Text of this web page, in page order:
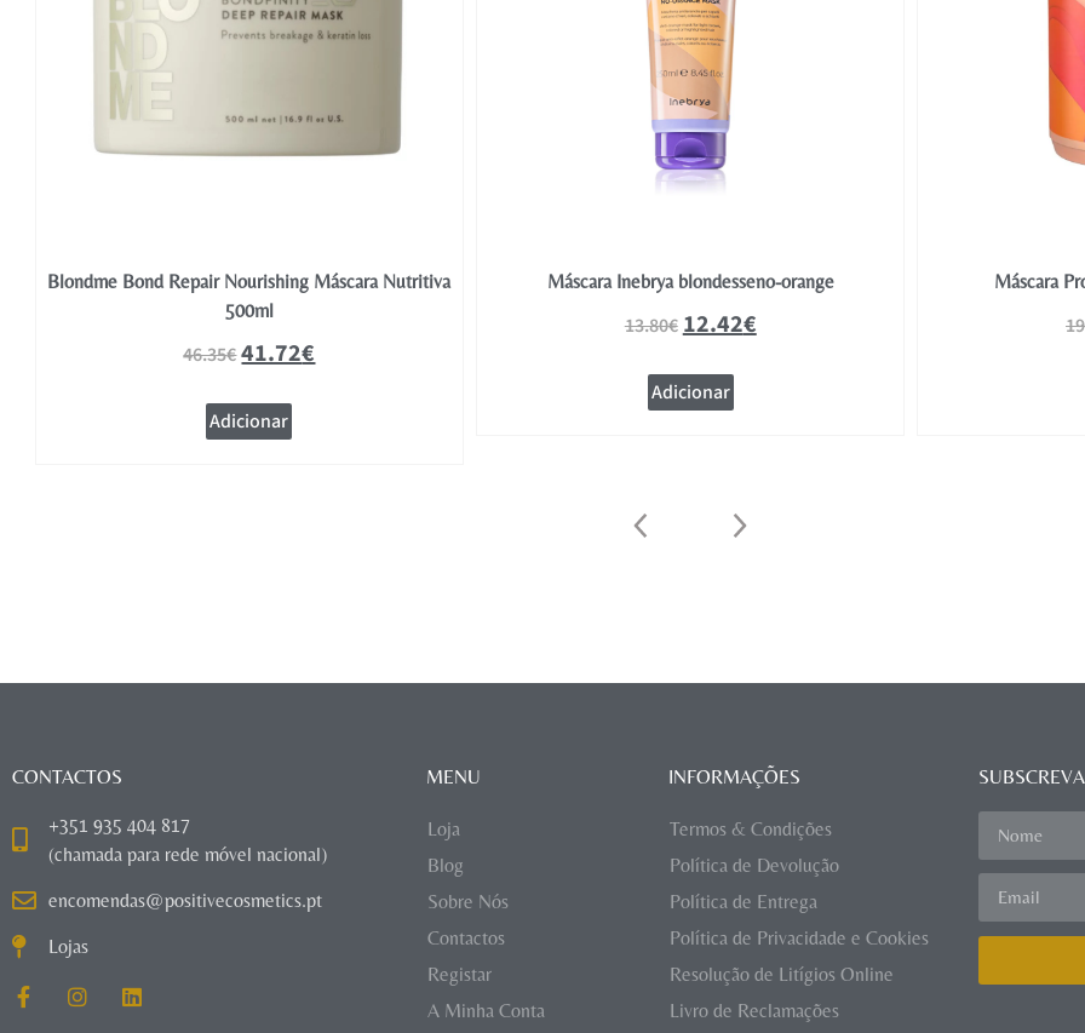
Blondme Bond Repair Nourishing Máscara Nutritiva
500ml
46.35€41.72€
Adicionar
Máscara Inebrya blondesseno-orange
13.80€12.42€
Adicionar
Máscara
CONTACTOS
+351 935 404 817
(chamada para rede móvel nacional)
encomendas@positivecosmetics.pt
Lojas
MENU
Loja
Blog
Sobre Nós
Contactos
Registar
A Minha Conta
INFORMAÇÕES
Termos & Condições
Política de Devolução
Política de Entrega
Política de Privacidade e Cookies
Resolução de Litígios Online
Livro de Reclamações